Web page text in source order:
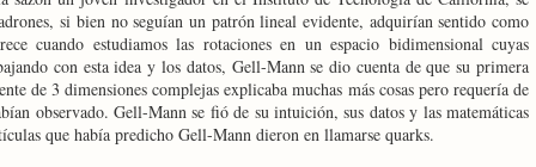
si bien no seguían un patrón lineal evidente, adquirían sentido como
cuando estudiamos las rotaciones en un espacio bidimensional cuyas
con esta idea y los datos, Gell-Mann se dio cuenta de que su primera
de 3 dimensiones complejas explicaba muchas más cosas pero requería de
observado. Gell-Mann se fió de su intuición, sus datos y las matemáticas
que había predicho Gell-Mann dieron en llamarse quarks.